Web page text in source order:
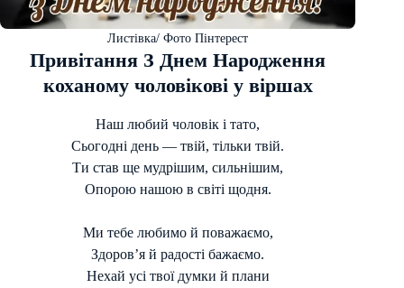
Листівка/ Фото Пінтерест
Привітання З Днем Народження
коханому чоловікові у віршах
Наш любий чоловік і тато,
Сьогодні день — твій, тільки твій.
Ти став ще мудрішим, сильнішим,
Опорою нашою в світі щодня.
Ми тебе любимо й поважаємо,
Здоров’я й радості бажаємо.
Нехай усі твої думки й плани